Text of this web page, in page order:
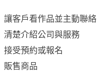
讓客戶看作品並主動聯絡
清楚介紹公司與服務
接受預約或報名
販售商品